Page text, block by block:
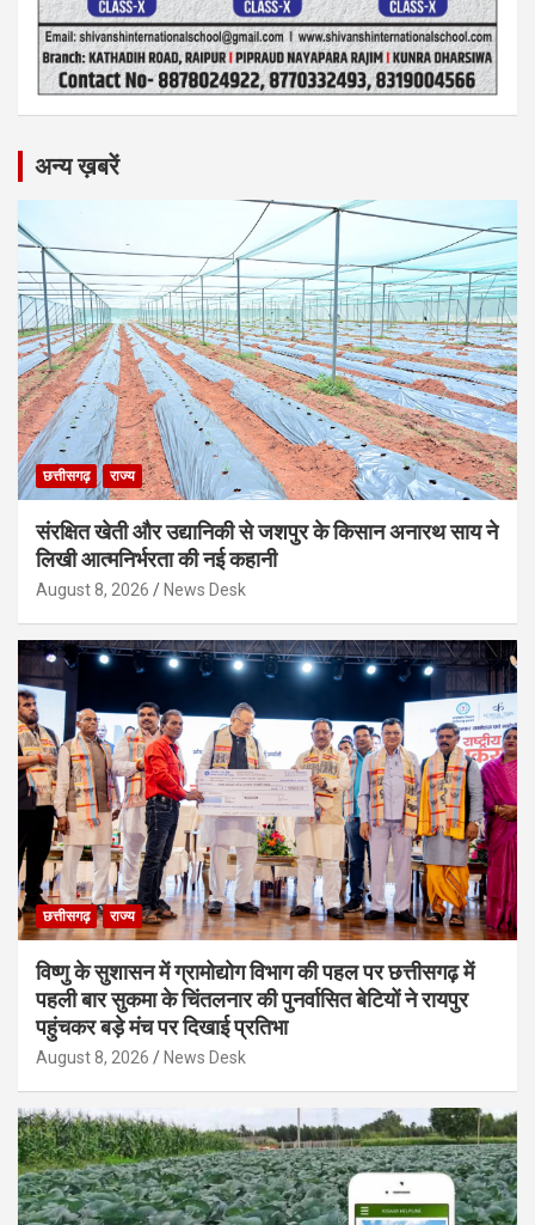
अन्य ख़बरें
छत्तीसगढ़ राज्य
संरक्षित खेती और उद्यानिकी से जशपुर के किसान अनारथ साय ने
लिखी आत्मनिर्भरता की नई कहानी
August 8, 2026 News Desk
छत्तीसगढ़ राज्य
विष्णु के सुशासन में ग्रामोद्योग विभाग की पहल पर छत्तीसगढ़ में
पहली बार सुकमा के चिंतलनार की पुनर्वासित बेटियों ने रायपुर
पहुंचकर बड़े मंच पर दिखाई प्रतिभा
August 8, 2026 News Desk